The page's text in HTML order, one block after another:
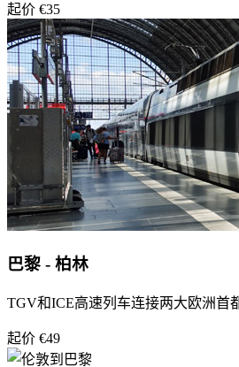
起价 €35
巴黎 - 柏林
TGV和ICE高速列车连接两大欧洲首
起价 €49